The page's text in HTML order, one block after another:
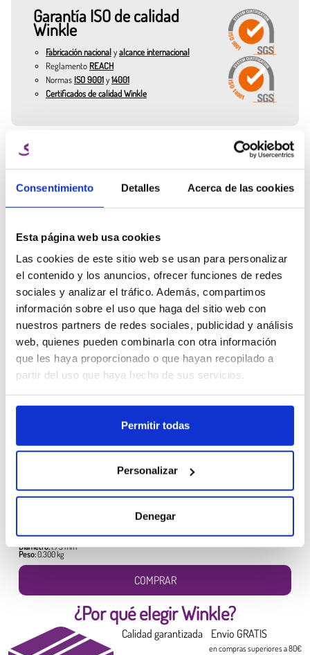
Consentimiento Detalles Acerca de las cookies
Esta página web usa cookies
Las cookies de este sitio web se usan para personalizar
el contenido y los anuncios, ofrecer funciones de redes
sociales y analizar el tráfico. Además, compartimos
información sobre el uso que haga del sitio web con
nuestros partners de redes sociales, publicidad y análisis
web, quienes pueden combinarla con otra información
que les haya proporcionado o que hayan recopilado a
partir del uso que haya hecho de sus servicios.
Permitir todas
Personalizar
Denegar
Con diámetros precisos de 1,75 mm, este Filamento PETG se funde
uniformemente a temperaturas entre 220ºC y 240ºC, asegurando
impresiones limpias, sin warping, y con gran detalle. La cama
recomendada entre 60ºC y 80ºC.
Dispones de tres presentaciones para elegir según tus necesidades:
300 g – Ideal para pruebas o pequeños proyectos.
Piezas mecánicas resistentes.
Modelos arquitectónicos y decorativos.
Piezas para exteriores gracias a su resistencia a la humedad.
Envases o componentes en contacto con líquidos.
Características clave del Filamento PETG
- Alta resistencia mecánica y térmica.
- Buen acabado visual.
- Resistencia química y ambiental.
- Menor fragilidad que el PLA.
- Fácil de imprimir en comparación con el AB.
Garantía ISO de calidad
Winkle
Fabricación nacionalyalcance internacional
Reglamento REACH
Normas ISO 9001y14001
Certificados de calidad Winkle
¿Necesitas ayuda
de un experto?
info@winkle.shop
Ficha técnica
Parámetros de
impresión
Recursos 3D
Filamento PLA HD Winkle
Diámetro:1.75 mm
Peso:0.300 kg
COMPRAR
¿Por qué elegir Winkle?
Calidad garantizada Envío GRATIS
en compras superiores a 80€